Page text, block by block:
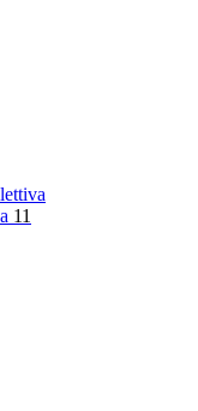
11